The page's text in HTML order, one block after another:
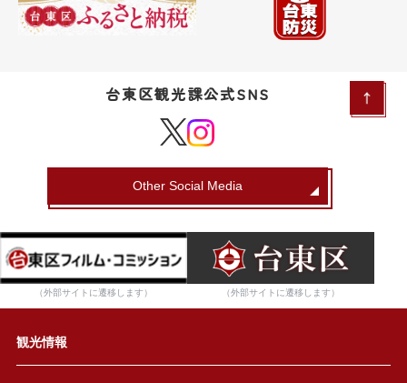
台東区観光課公式SNS
Other Social Media
（外部サイトに遷移します） （外部サイトに遷移します）
観光情報